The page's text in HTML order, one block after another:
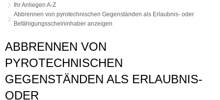
Ihr Anliegen A-Z
Abbrennen von pyrotechnischen Gegenständen als Erlaubnis- oder
Befähigungsscheininhaber anzeigen
ABBRENNEN VON
PYROTECHNISCHEN
GEGENSTÄNDEN ALS ERLAUBNIS-
ODER